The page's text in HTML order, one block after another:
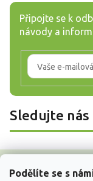
Podělíte se s
Připojte se k
návody a
Sledujte
Z